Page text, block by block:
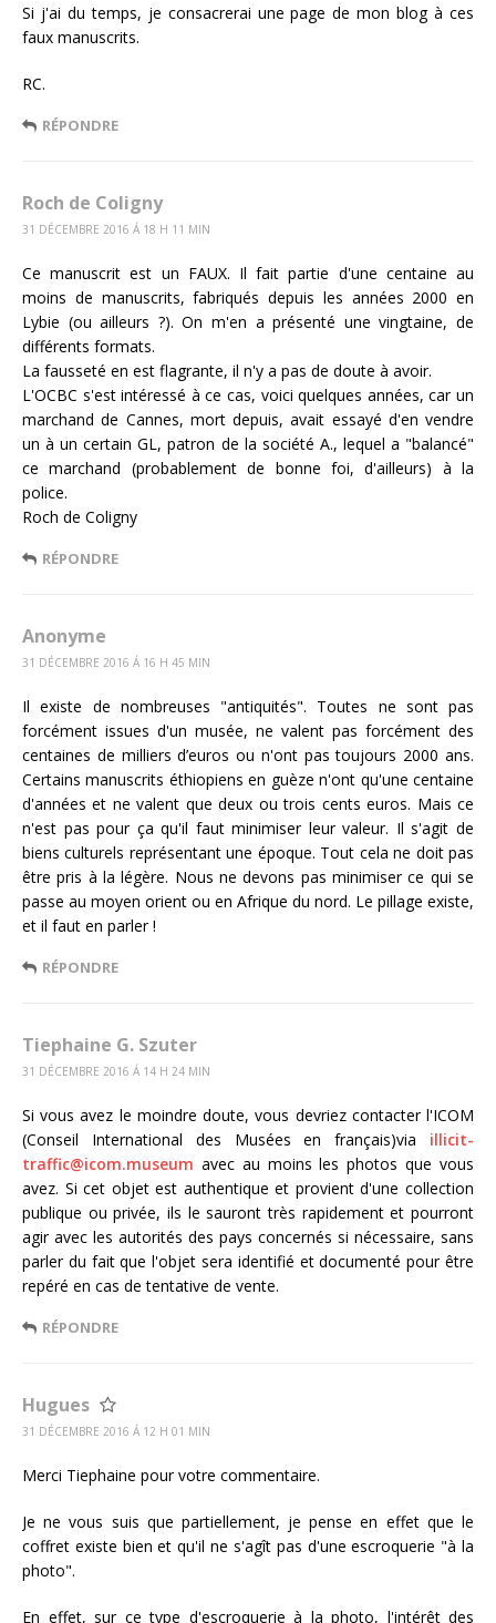
Si j'ai du temps, je consacrerai une page de mon blog à ces
faux manuscrits.
RC.
RÉPONDRE
Roch de Coligny
31 DÉCEMBRE 2016 Á 18 H 11 MIN
Ce manuscrit est un FAUX. Il fait partie d'une centaine au
moins de manuscrits, fabriqués depuis les années 2000 en
Lybie (ou ailleurs ?). On m'en a présenté une vingtaine, de
différents formats.
La fausseté en est flagrante, il n'y a pas de doute à avoir.
L'OCBC s'est intéressé à ce cas, voici quelques années, car un
marchand de Cannes, mort depuis, avait essayé d'en vendre
un à un certain GL, patron de la société A., lequel a "balancé"
ce marchand (probablement de bonne foi, d'ailleurs) à la
police.
Roch de Coligny
RÉPONDRE
Anonyme
31 DÉCEMBRE 2016 Á 16 H 45 MIN
Il existe de nombreuses "antiquités". Toutes ne sont pas
forcément issues d'un musée, ne valent pas forcément des
centaines de milliers d’euros ou n'ont pas toujours 2000 ans.
Certains manuscrits éthiopiens en guèze n'ont qu'une centaine
d'années et ne valent que deux ou trois cents euros. Mais ce
n'est pas pour ça qu'il faut minimiser leur valeur. Il s'agit de
biens culturels représentant une époque. Tout cela ne doit pas
être pris à la légère. Nous ne devons pas minimiser ce qui se
passe au moyen orient ou en Afrique du nord. Le pillage existe,
et il faut en parler !
RÉPONDRE
Tiephaine G. Szuter
31 DÉCEMBRE 2016 Á 14 H 24 MIN
Si vous avez le moindre doute, vous devriez contacter l'ICOM
(Conseil International des Musées en français)via illicit-
traffic@icom.museum avec au moins les photos que vous
avez. Si cet objet est authentique et provient d'une collection
publique ou privée, ils le sauront très rapidement et pourront
agir avec les autorités des pays concernés si nécessaire, sans
parler du fait que l'objet sera identifié et documenté pour être
repéré en cas de tentative de vente.
RÉPONDRE
Hugues
31 DÉCEMBRE 2016 Á 12 H 01 MIN
Merci Tiephaine pour votre commentaire.
Je ne vous suis que partiellement, je pense en effet que le
coffret existe bien et qu'il ne s'agît pas d'une escroquerie "à la
photo".
En effet, sur ce type d'escroquerie à la photo, l'intérêt des